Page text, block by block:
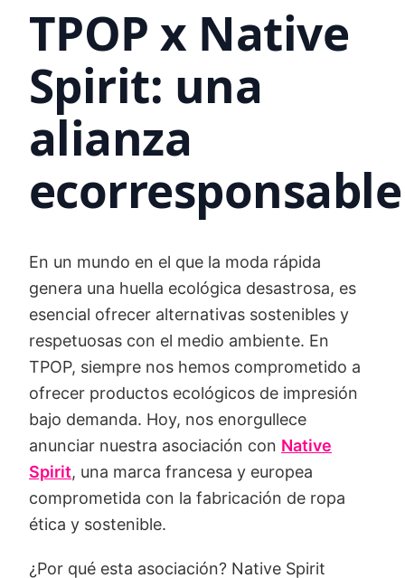
TPOP x Native
Spirit: una
alianza
ecorresponsable
En un mundo en el que la moda rápida
genera una huella ecológica desastrosa, es
esencial ofrecer alternativas sostenibles y
respetuosas con el medio ambiente. En
TPOP, siempre nos hemos comprometido a
ofrecer productos ecológicos de impresión
bajo demanda. Hoy, nos enorgullece
anunciar nuestra asociación con Native
Spirit, una marca francesa y europea
comprometida con la fabricación de ropa
ética y sostenible.
¿Por qué esta asociación? Native Spirit